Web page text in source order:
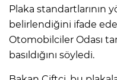
Plaka standartlarının
belirlendiğini ifade
Otomobilciler Odası
basıldığını söyledi.